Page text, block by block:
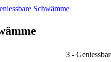
Schwämme
3 -